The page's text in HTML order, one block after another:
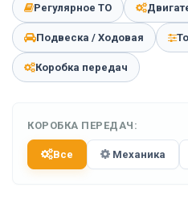
Регулярное ТО
Подвеска / Ходовая
Коробка передач
КОРОБКА ПЕРЕДАЧ:
Все Механика